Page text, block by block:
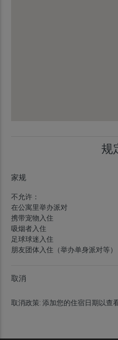
规
家规
不允许：
在公寓里举办派对
携带宠物入住
吸烟者入住
足球球迷入住
朋友团体入住（举办单身派对等）
取消
取消政策:添加您的住宿日期以查